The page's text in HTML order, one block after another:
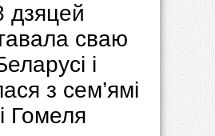
дзяцей
сваю
і
з сем’ямі
Гомеля